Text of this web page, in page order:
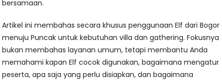
bersamaan.
Artikel ini membahas secara khusus penggunaan Elf dari Bogor
menuju Puncak untuk kebutuhan villa dan gathering. Fokusnya
bukan membahas layanan umum, tetapi membantu Anda
memahami kapan Elf cocok digunakan, bagaimana mengatur
peserta, apa saja yang perlu disiapkan, dan bagaimana